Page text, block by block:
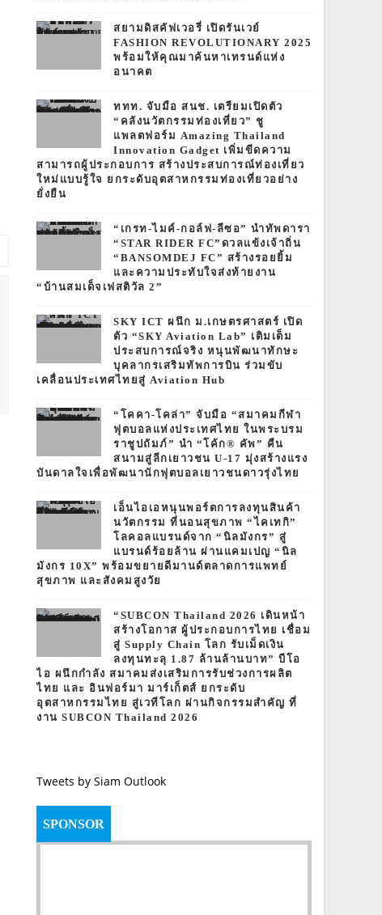
สยามดิสคัฟเวอรี่ เปิดรันเวย์
FASHION REVOLUTIONARY 2025
พร้อมให้คุณมาค้นหาเทรนด์แห่ง
อนาคต
ททท. จับมือ สนช. เตรียมเปิดตัว
“คลังนวัตกรรมท่องเที่ยว” ชู
แพลตฟอร์ม Amazing Thailand
Innovation Gadget เพิ่มขีดความ
สามารถผู้ประกอบการ สร้างประสบการณ์ท่องเที่ยว
ใหม่แบบรู้ใจ ยกระดับอุตสาหกรรมท่องเที่ยวอย่าง
ยั่งยืน
“เกรท-ไมค์-กอล์ฟ-ลีซอ” นำทัพดารา
“STAR RIDER FC”ดวลแข้งเจ้าถิ่น
“BANSOMDEJ FC” สร้างรอยยิ้ม
และความประทับใจส่งท้ายงาน
“บ้านสมเด็จเฟสติวัล 2”
SKY ICT ผนึก ม.เกษตรศาสตร์ เปิด
ตัว “SKY Aviation Lab” เติมเต็ม
ประสบการณ์จริง หนุนพัฒนาทักษะ
บุคลากรเสริมทัพการบิน ร่วมขับ
เคลื่อนประเทศไทยสู่ Aviation Hub
“โคคา-โคล่า” จับมือ “สมาคมกีฬา
ฟุตบอลแห่งประเทศไทย ในพระบรม
ราชูปถัมภ์” นำ “โค้ก® คัพ” คืน
สนามสู่ลีกเยาวชน U-17 มุ่งสร้างแรง
บันดาลใจเพื่อพัฒนานักฟุตบอลเยาวชนดาวรุ่งไทย
เอ็นไอเอหนุนพอร์ตการลงทุนสินค้า
นวัตกรรม ที่นอนสุขภาพ “ไคเทกิ”
โลคอลแบรนด์จาก “นิลมังกร” สู่
แบรนด์ร้อยล้าน ผ่านแคมเปญ “นิล
มังกร 10X” พร้อมขยายดีมานด์ตลาดการแพทย์
สุขภาพ และสังคมสูงวัย
“SUBCON Thailand 2026 เดินหน้า
สร้างโอกาส ผู้ประกอบการไทย เชื่อม
สู่ Supply Chain โลก รับเม็ดเงิน
ลงทุนทะลุ 1.87 ล้านล้านบาท” บีโอ
ไอ ผนึกกำลัง สมาคมส่งเสริมการรับช่วงการผลิต
ไทย และ อินฟอร์มา มาร์เก็ตส์ ยกระดับ
อุตสาหกรรมไทย สู่เวทีโลก ผ่านกิจกรรมสำคัญ ที่
งาน SUBCON Thailand 2026
Tweets by Siam Outlook
SPONSOR